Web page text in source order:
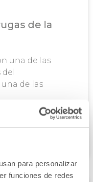
para personalizar
funciones de redes
de la
una de las
de las